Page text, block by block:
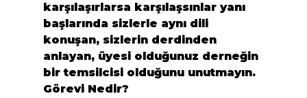
karşılaşırlarsa karşılaşsınlar yanı
başlarında sizlerle aynı dili
konuşan, sizlerin derdinden
anlayan, üyesi olduğunuz derneğin
bir temsilcisi olduğunu unutmayın.
Görevi Nedir?